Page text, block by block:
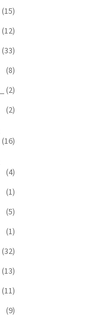
(15)
(12)
(33)
(8)
(2)
(2)
(16)
(4)
(1)
(5)
(1)
(32)
(13)
(11)
(9)